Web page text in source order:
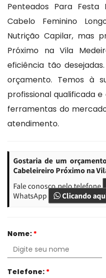
Penteados Para
Cabelo Feminino
Nutrição Capilar, mas
Próximo na Vila
eficiência tão
orçamento. Temos à
profissional qualificada
ferramentas do
atendimento.
Gostaria de um
Cabeleireiro Próximo na
Fale conosco pelo telefone
WhatsApp
Clicando
Nome: *
Telefone: *